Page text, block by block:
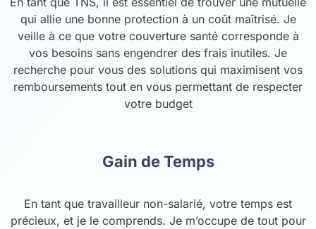
qui allie une bonne protection à un coût maîtrisé. Je
veille à ce que votre couverture santé corresponde à
vos besoins sans engendrer des frais inutiles. Je
recherche pour vous des solutions qui maximisent vos
remboursements tout en vous permettant de respecter
votre budget
Gain de Temps
En tant que travailleur non-salarié, votre temps est
précieux, et je le comprends. Je m’occupe de tout pour